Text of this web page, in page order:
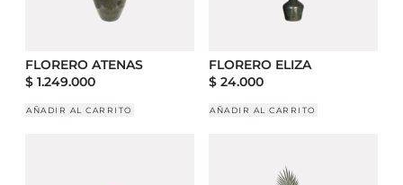
FLORERO ATENAS
$ 1.249.000
AÑADIR AL CARRITO
FLORERO ELIZA
$ 24.000
AÑADIR AL CARRITO